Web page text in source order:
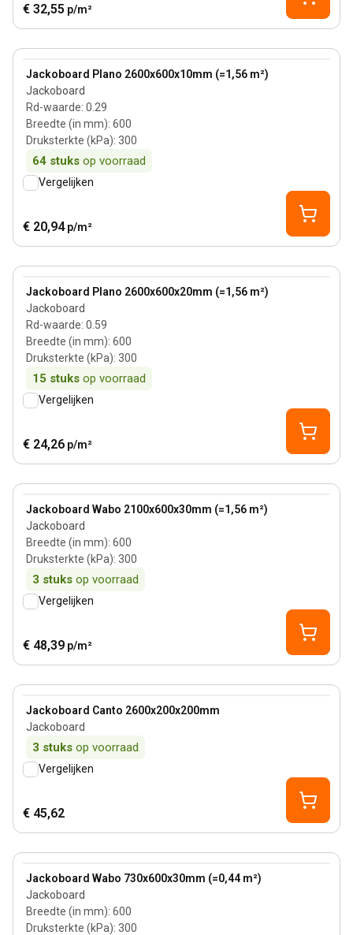
€ 32,55 p/m²
Jackoboard Plano 2600x600x10mm (=1,56 m²)
Jackoboard
Rd-waarde: 0.29
Breedte (in mm): 600
Druksterkte (kPa): 300
64 stuks op voorraad
View product
Vergelijken
€ 20,94 p/m²
Jackoboard Plano 2600x600x20mm (=1,56 m²)
Jackoboard
Rd-waarde: 0.59
Breedte (in mm): 600
Druksterkte (kPa): 300
15 stuks op voorraad
View product
Vergelijken
€ 24,26 p/m²
Jackoboard Wabo 2100x600x30mm (=1,56 m²)
Jackoboard
Breedte (in mm): 600
Druksterkte (kPa): 300
3 stuks op voorraad
View product
Vergelijken
€ 48,39 p/m²
Jackoboard Canto 2600x200x200mm
Jackoboard
3 stuks op voorraad
View product
Vergelijken
€ 45,62
Jackoboard Wabo 730x600x30mm (=0,44 m²)
Jackoboard
Breedte (in mm): 600
Druksterkte (kPa): 300
View product